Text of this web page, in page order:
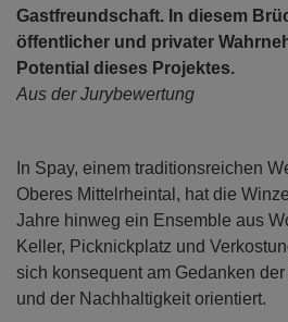
Gastfreundschaft. In diesem
öffentlicher und privater
Potential dieses Projektes.
Aus der Jurybewertung
In Spay, einem traditionsreichen
Oberes Mittelrheintal, hat die
Jahre hinweg ein Ensemble aus
Keller, Picknickplatz und
sich konsequent am Gedanken
und der Nachhaltigkeit orientiert.